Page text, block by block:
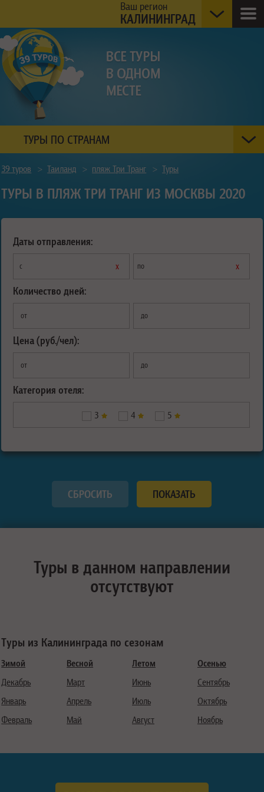
Ваш регион
КАЛИНИНГРАД
ТУРЫ ПО СТРАНАМ
39 туров > Таиланд > пляж Три Транг > Туры
ТУРЫ В ПЛЯЖ ТРИ ТРАНГ ИЗ МОСКВЫ 2020
Даты отправления:
с х по х
Количество дней:
от до
Цена (руб./чел):
от до
Категория отеля:
3 4 5
Туры в данном направлении
отсутствуют
Туры из Калининграда по сезонам
Зимой
Декабрь
Январь
Февраль
Весной
Март
Апрель
Май
Летом
Июнь
Июль
Август
Осенью
Сентябрь
Октябрь
Ноябрь